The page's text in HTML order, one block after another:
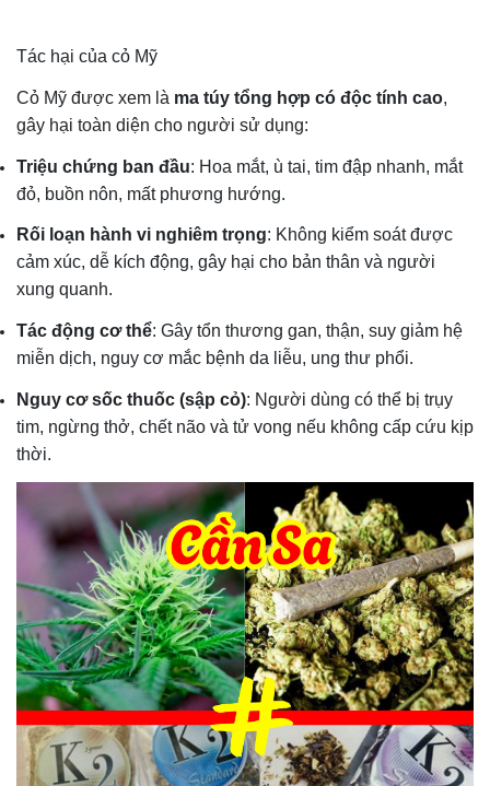
Tác hại của cỏ Mỹ
Cỏ Mỹ được xem là ma túy tổng hợp có độc tính cao,
gây hại toàn diện cho người sử dụng:
Triệu chứng ban đầu: Hoa mắt, ù tai, tim đập nhanh, mắt
đỏ, buồn nôn, mất phương hướng.
Rối loạn hành vi nghiêm trọng: Không kiểm soát được
cảm xúc, dễ kích động, gây hại cho bản thân và người
xung quanh.
Tác động cơ thể: Gây tổn thương gan, thận, suy giảm hệ
miễn dịch, nguy cơ mắc bệnh da liễu, ung thư phổi.
Nguy cơ sốc thuốc (sập cỏ): Người dùng có thể bị trụy
tim, ngừng thở, chết não và tử vong nếu không cấp cứu kịp
thời.